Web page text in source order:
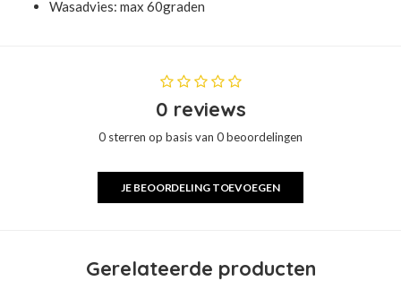
Wasadvies: max 60graden
0 reviews
0 sterren op basis van 0 beoordelingen
JE BEOORDELING TOEVOEGEN
Gerelateerde producten